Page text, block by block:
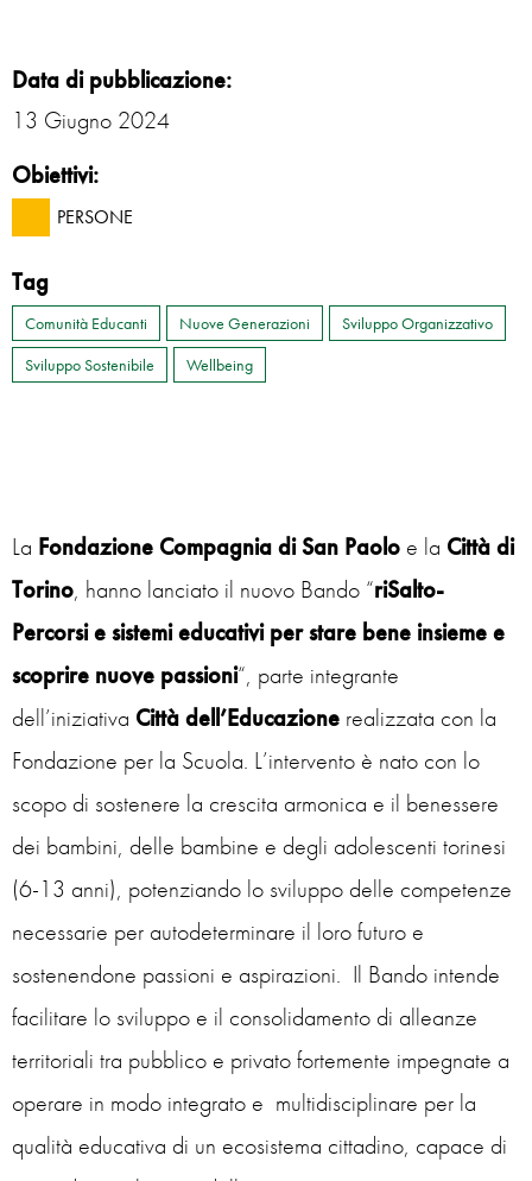
Data di pubblicazione:
13 Giugno 2024
Obiettivi:
PERSONE
Tag
Comunità Educanti Nuove Generazioni
Sviluppo Organizzativo
Sviluppo Sostenibile
Wellbeing
La Fondazione Compagnia di San Paolo e la Città di
Torino, hanno lanciato il nuovo Bando “riSalto-
Percorsi e sistemi educativi per stare bene insieme e
scoprire nuove passioni“, parte integrante
dell’iniziativa Città dell’Educazione realizzata con la
Fondazione per la Scuola. L’intervento è nato con lo
scopo di sostenere la crescita armonica e il benessere
dei bambini, delle bambine e degli adolescenti torinesi
(6-13 anni), potenziando lo sviluppo delle competenze
necessarie per autodeterminare il loro futuro e
sostenendone passioni e aspirazioni. Il Bando intende
facilitare lo sviluppo e il consolidamento di alleanze
territoriali tra pubblico e privato fortemente impegnate a
operare in modo integrato e multidisciplinare per la
qualità educativa di un ecosistema cittadino, capace di